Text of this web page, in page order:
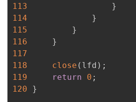
113
}
114
}
115
}
116
}
117
118
close ( lfd ) ;
119
return 0 ;
120
}